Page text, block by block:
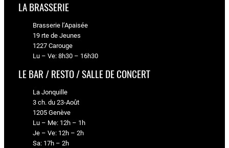
a
r
LA BRASSERIE
Brasserie l’Apaisée
19 rte de Jeunes
1227 Carouge
Lu – Ve: 8h30 – 16h30
LE BAR / RESTO / SALLE DE CONCERT
La Jonquille
3 ch. du 23-Août
1205 Genève
Lu – Me: 12h – 1h
Je – Ve: 12h – 2h
Sa: 17h – 2h